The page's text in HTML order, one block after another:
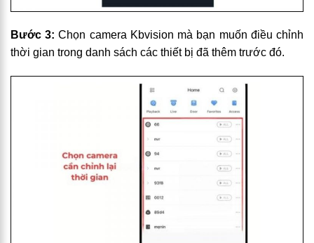
Bước 3: Chọn camera Kbvision mà bạn muốn điều chỉnh
thời gian trong danh sách các thiết bị đã thêm trước đó.